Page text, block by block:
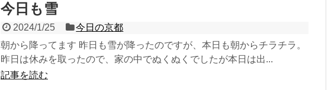
今日も雪
2024/1/25
今日の京都
朝から降ってます 昨日も雪が降ったのですが、本日も朝からチラチラ。
昨日は休みを取ったので、家の中でぬくぬくでしたが本日は出...
記事を読む